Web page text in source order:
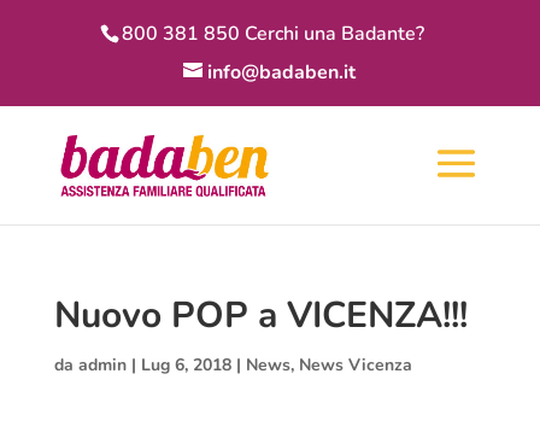
800 381 850 Cerchi una Badante?
info@badaben.it
Nuovo POP a VICENZA!!!
da admin| Lug 6, 2018| News, News Vicenza